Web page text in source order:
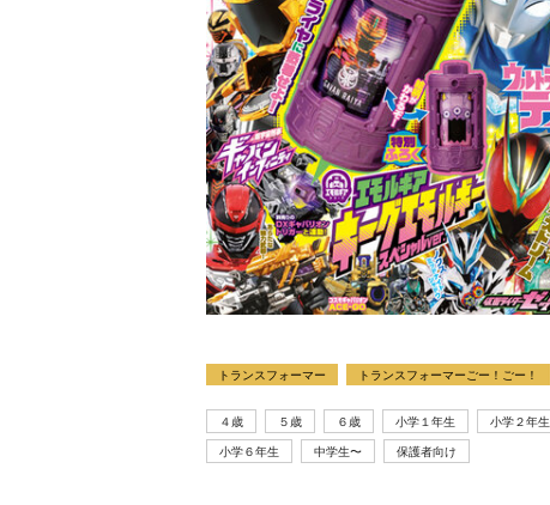
トランスフォーマー トランスフォーマーごー！ごー！
４歳 ５歳 ６歳 小学１年生 小学２年生
小学６年生
中学生〜 保護者向け